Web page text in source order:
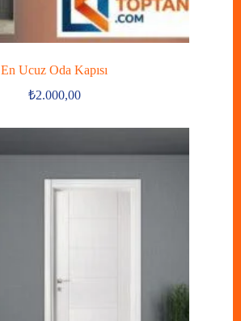
En Ucuz Oda Kapısı
₺2.000,00